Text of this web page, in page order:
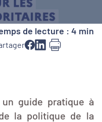
de lecture : 4 min
un guide pratique à
la politique de la